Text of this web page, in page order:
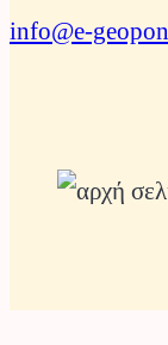
info@e-